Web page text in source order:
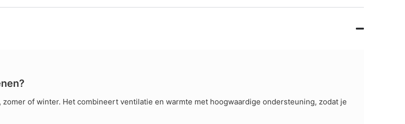
of winter. Het combineert ventilatie en warmte met hoogwaardige ondersteuning, zodat je